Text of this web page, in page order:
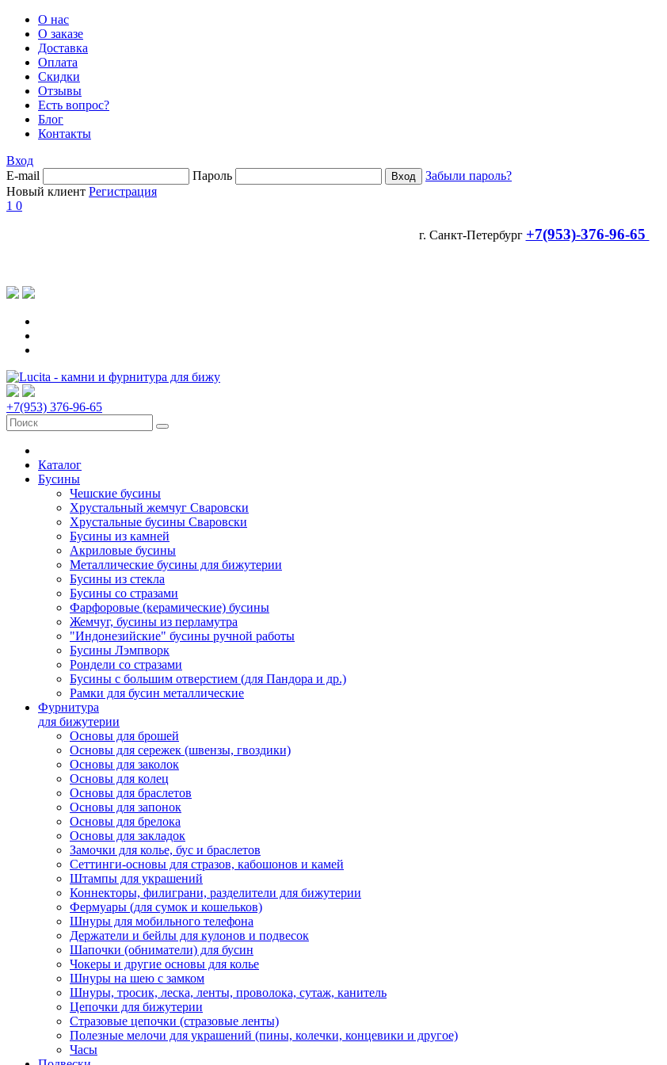
О нас
О заказе
Доставка
Оплата
Скидки
Отзывы
Есть вопрос?
Блог
Контакты
Вход
E-mail
Пароль
Забыли пароль?
Новый клиент Регистрация
1 0
г. Санкт-Петербург +7(953)-376-96-65
+7(953) 376-96-65
Каталог
Бусины
Чешские бусины
Хрустальный жемчуг Сваровски
Хрустальные бусины Сваровски
Бусины из камней
Акриловые бусины
Металлические бусины для бижутерии
Бусины из стекла
Бусины со стразами
Фарфоровые (керамические) бусины
Жемчуг, бусины из перламутра
"Индонезийские" бусины ручной работы
Бусины Лэмпворк
Рондели со стразами
Бусины с большим отверстием (для Пандора и др.)
Рамки для бусин металлические
Фурнитура
для бижутерии
Основы для брошей
Основы для сережек (швензы, гвоздики)
Основы для заколок
Основы для колец
Основы для браслетов
Основы для запонок
Основы для брелока
Основы для закладок
Замочки для колье, бус и браслетов
Сеттинги-основы для стразов, кабошонов и камей
Штампы для украшений
Коннекторы, филиграни, разделители для бижутерии
Фермуары (для сумок и кошельков)
Шнуры для мобильного телефона
Держатели и бейлы для кулонов и подвесок
Шапочки (обниматели) для бусин
Чокеры и другие основы для колье
Шнуры на шею с замком
Шнуры, тросик, леска, ленты, проволока, сутаж, канитель
Цепочки для бижутерии
Стразовые цепочки (стразовые ленты)
Полезные мелочи для украшений (пины, колечки, концевики и другое)
Часы